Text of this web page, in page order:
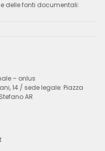
delle fonti documentali:
– onlus
14 / sede legale: Piazza
AR